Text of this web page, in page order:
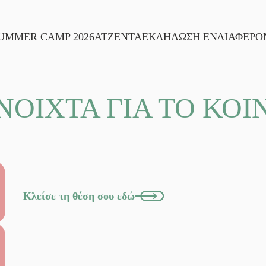
CAMP 2026ΑΤΖΕΝΤΑΕΚΔΗΛΩΣΗ
ΓΙΑ ΤΟ
Κλείσε τη θέση σου εδώ